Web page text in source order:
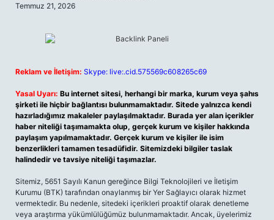
Temmuz 21, 2026
Reklam ve İletişim: Skype: live:.cid.575569c608265c69
Yasal Uyarı: Bu internet sitesi, herhangi bir marka, kurum veya şahıs
şirketi ile hiçbir bağlantısı bulunmamaktadır. Sitede yalnızca kendi
hazırladığımız makaleler paylaşılmaktadır. Burada yer alan içerikler
haber niteliği taşımamakta olup, gerçek kurum ve kişiler hakkında
paylaşım yapılmamaktadır. Gerçek kurum ve kişiler ile isim
benzerlikleri tamamen tesadüfidir. Sitemizdeki bilgiler taslak
halindedir ve tavsiye niteliği taşımazlar.
Sitemiz, 5651 Sayılı Kanun gereğince Bilgi Teknolojileri ve İletişim
Kurumu (BTK) tarafından onaylanmış bir Yer Sağlayıcı olarak hizmet
vermektedir. Bu nedenle, sitedeki içerikleri proaktif olarak denetleme
veya araştırma yükümlülüğümüz bulunmamaktadır. Ancak, üyelerimiz